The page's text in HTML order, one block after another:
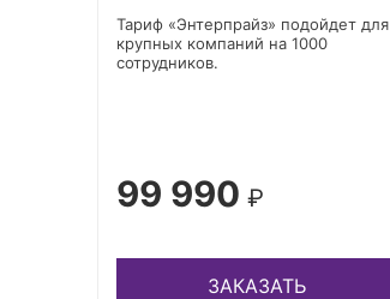
Тариф «Энтерпрайз» подойдет для
крупных компаний на 1000
сотрудников.
99 990 ₽
ЗАКАЗАТЬ